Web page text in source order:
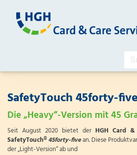
SafetyTouch 45forty-five
Die „Heavy“-Version mit 45
Seit August 2020 bietet der HGH Card
SafetyTouch®45forty-fivean. Diese
der „Light-Version“ ab und